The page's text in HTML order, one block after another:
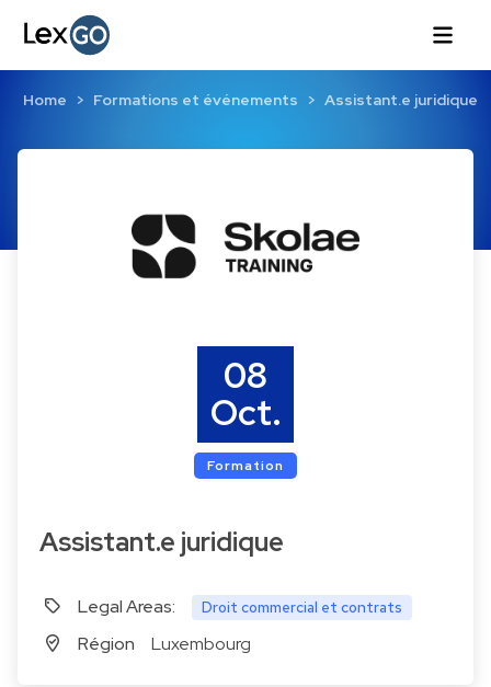
Home Formations et événements Assistant.e juridique
Assistant.e juridique
Legal Areas: Droit commercial et contrats
Région Luxembourg
08
Oct.
Formation